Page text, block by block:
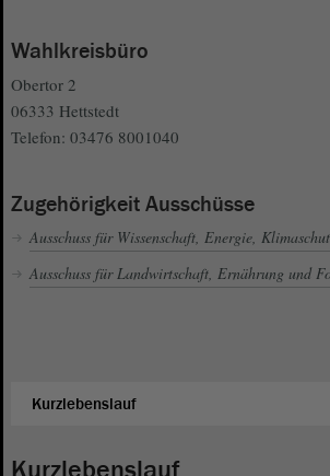
Wahlkreisbüro
Obertor 2
06333 Hettstedt
Telefon: 03476 8001040
Zugehörigkeit Ausschüsse
Ausschuss für Wissenschaft, Energie,
Ausschuss für Landwirtschaft, Ernährung und